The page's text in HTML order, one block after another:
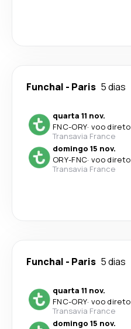
Funchal - Paris 5 dias
quarta 11 nov.
FNC-ORY· voo direto
Transavia France
domingo 15 nov.
ORY-FNC· voo direto
Transavia France
Funchal - Paris 5 dias
quarta 11 nov.
FNC-ORY· voo direto
Transavia France
domingo 15 nov.